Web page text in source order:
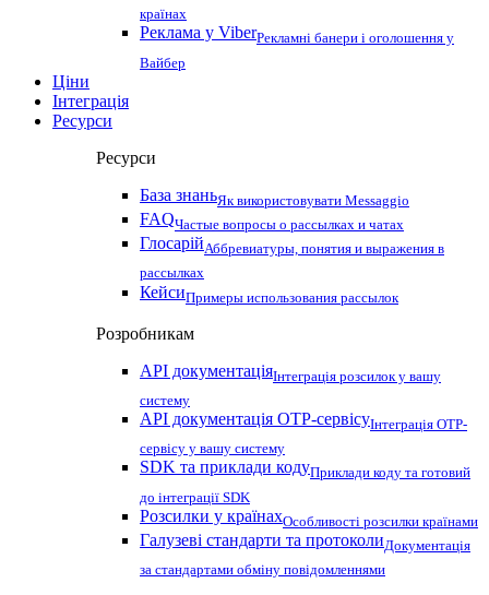
країнах
Реклама у ViberРекламні банери і оголошення у
Вайбер
Ціни
Інтеграція
Ресурси
Ресурси
База знаньЯк використовувати Messaggio
FAQЧастые вопросы о рассылках и чатах
ГлосарійАббревиатуры, понятия и выражения в
рассылках
КейсиПримеры использования рассылок
Розробникам
API документаціяІнтеграція розсилок у вашу
систему
API документація OTP-сервісуІнтеграція OTP-
сервісу у вашу систему
SDK та приклади кодуПриклади коду та готовий
до інтеграції SDK
Розсилки у країнахОсобливості розсилки країнами
Галузеві стандарти та протоколиДокументація
за стандартами обміну повідомленнями